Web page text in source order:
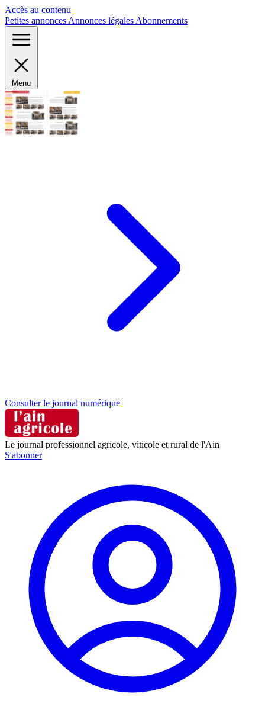
Accès au contenu
Petites annonces Annonces légales Abonnements
Menu
Consulter le journal numérique
Le journal professionnel agricole, viticole et rural de l'Ain
S'abonner
Panneau de gestion des cookies